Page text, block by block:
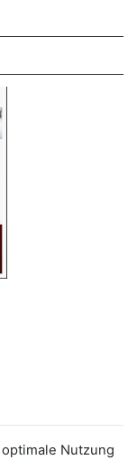
ANGESEHENE
Nutzung